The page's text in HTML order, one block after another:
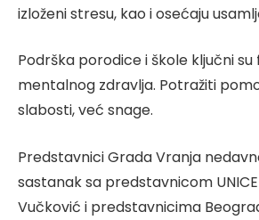
izloženi stresu, kao i osećaju
Podrška porodice i škole ključni
mentalnog zdravlja. Potražiti
slabosti, već snage.
Predstavnici Grada Vranja
sastanak sa predstavnicom
Vučković i predstavnicima